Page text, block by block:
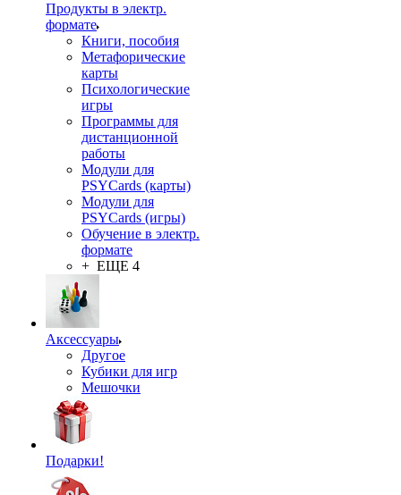
Продукты в электр.
формате
Книги, пособия
Метафорические
карты
Психологические
игры
Программы для
дистанционной
работы
Модули для
PSYCards (карты)
Модули для
PSYCards (игры)
Обучение в электр.
формате
+ ЕЩЕ 4
Аксессуары
Другое
Кубики для игр
Мешочки
Подарки!